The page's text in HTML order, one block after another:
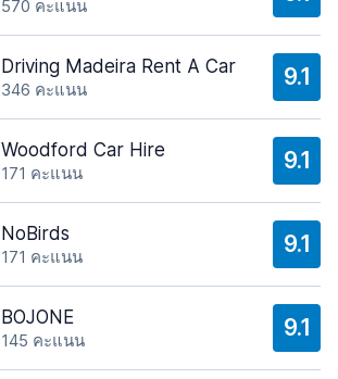
570 คะแนน
Driving Madeira Rent A Car
346 คะแนน 9.1
Woodford Car Hire
171 คะแนน 9.1
NoBirds
171 คะแนน 9.1
BOJONE
145 คะแนน 9.1